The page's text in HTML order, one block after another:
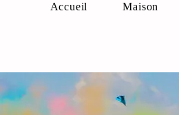
Accueil Maison